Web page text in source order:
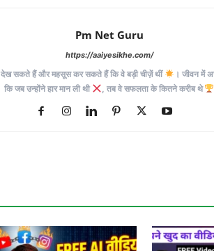
Pm Net Guru
https://aaiyesikhe.com/
देख सकते हैं और महसूस कर सकते हैं कि वे बड़ी चीज़ें थीं
। जीवन में
कि जब उन्होंने हार मान ली थी
, तब वे सफलता के कितने करीब थे